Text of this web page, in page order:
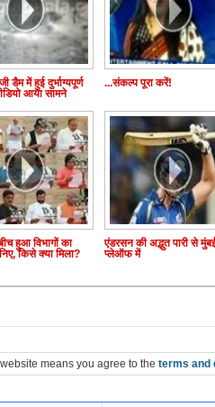
डैम में हुई दुर्भाग्यपूर्ण
आया सामने
...संकल्प पूरा करें!
हुआ विभागों का
किसे क्या मिला?
एंडरसन की अद्भुत पारी से
प्लेऑफ में
means you agree to the terms and